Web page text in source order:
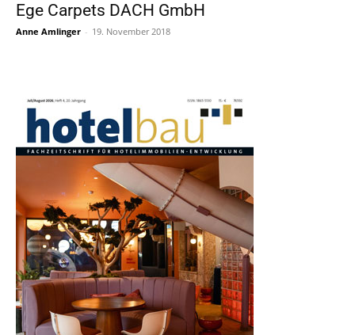
Ege Carpets DACH GmbH
Anne Amlinger - 19. November 2018